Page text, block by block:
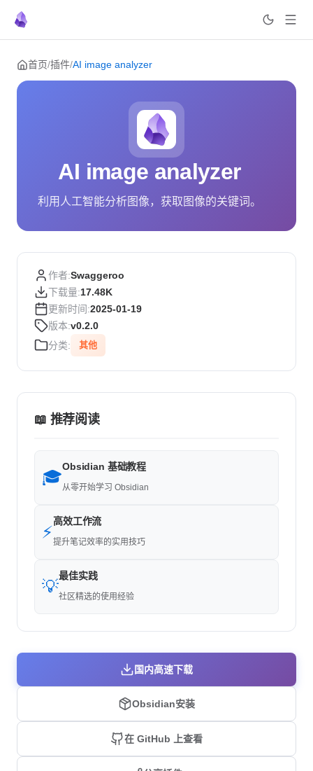
Skip to content
首页/插件/AI image analyzer
AI image analyzer
利用人工智能分析图像，获取图像的关键词。
作者:Swaggeroo
下载量:17.48K
更新时间:2025-01-19
版本:v0.2.0
分类:
其他
📖 推荐阅读
🎓
Obsidian 基础教程
从零开始学习 Obsidian
⚡
高效工作流
提升笔记效率的实用技巧
💡
最佳实践
社区精选的使用经验
国内高速下载
Obsidian安装
在 GitHub 上查看